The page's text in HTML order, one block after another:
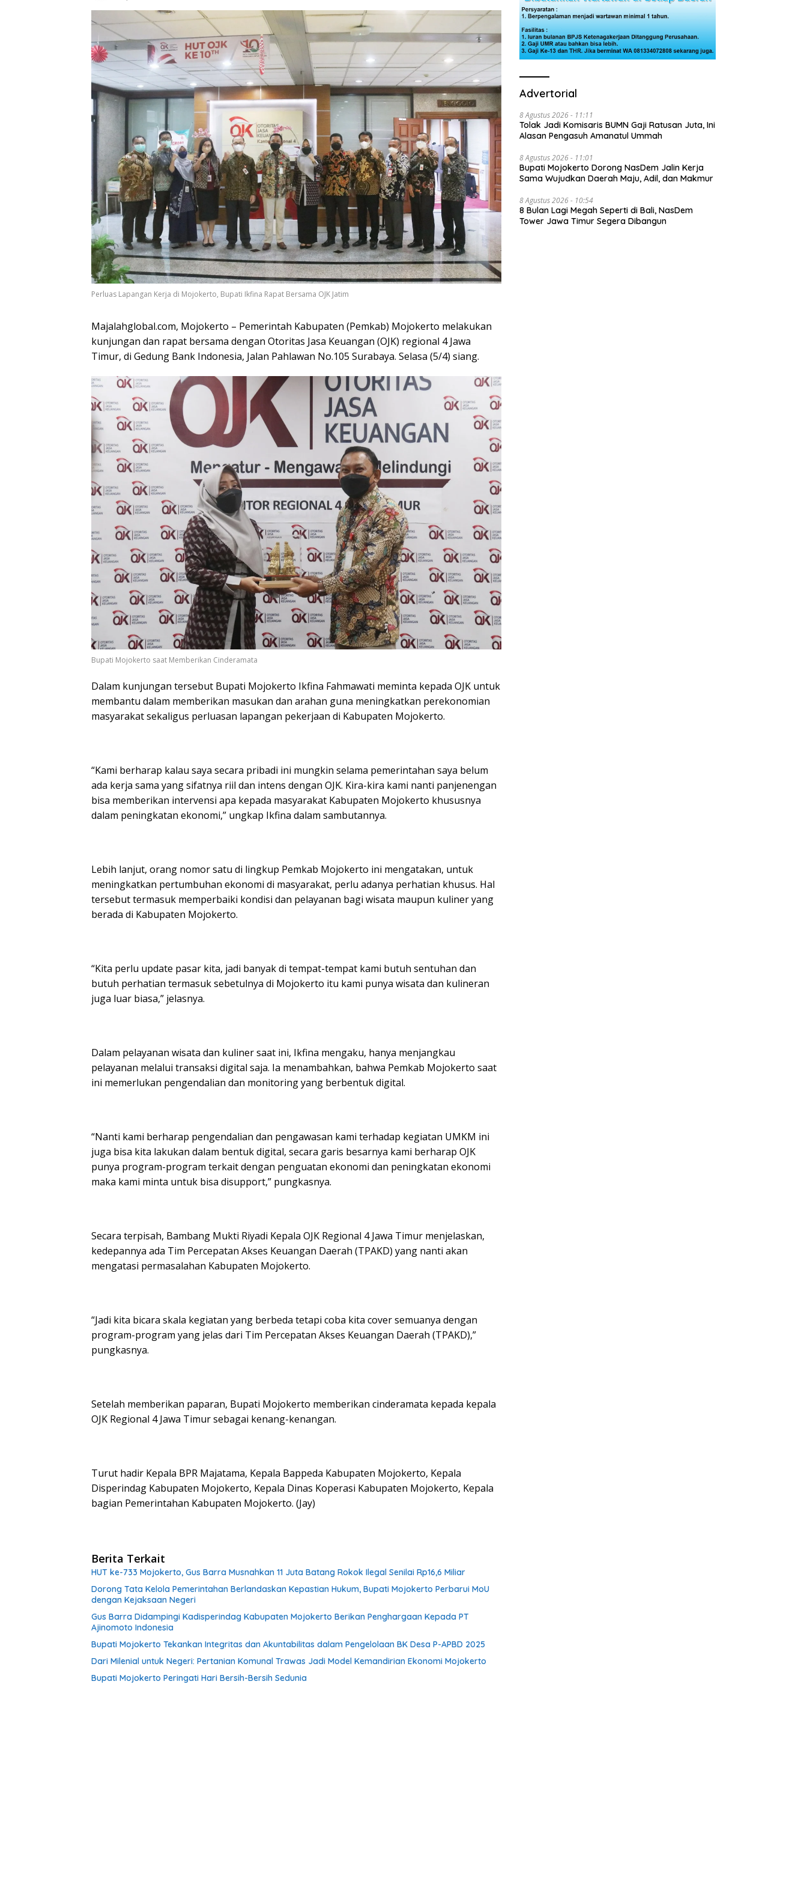
Perluas Lapangan Kerja di Mojokerto, Bupati Ikfina Rapat Bersama OJK Jatim
Majalahglobal.com, Mojokerto – Pemerintah Kabupaten (Pemkab) Mojokerto melakukan
kunjungan dan rapat bersama dengan Otoritas Jasa Keuangan (OJK) regional 4 Jawa
Timur, di Gedung Bank Indonesia, Jalan Pahlawan No.105 Surabaya. Selasa (5/4) siang.
Bupati Mojokerto saat Memberikan Cinderamata
Dalam kunjungan tersebut Bupati Mojokerto Ikfina Fahmawati meminta kepada OJK untuk
membantu dalam memberikan masukan dan arahan guna meningkatkan perekonomian
masyarakat sekaligus perluasan lapangan pekerjaan di Kabupaten Mojokerto.
“Kami berharap kalau saya secara pribadi ini mungkin selama pemerintahan saya belum
ada kerja sama yang sifatnya riil dan intens dengan OJK. Kira-kira kami nanti panjenengan
bisa memberikan intervensi apa kepada masyarakat Kabupaten Mojokerto khususnya
dalam peningkatan ekonomi,” ungkap Ikfina dalam sambutannya.
Lebih lanjut, orang nomor satu di lingkup Pemkab Mojokerto ini mengatakan, untuk
meningkatkan pertumbuhan ekonomi di masyarakat, perlu adanya perhatian khusus. Hal
tersebut termasuk memperbaiki kondisi dan pelayanan bagi wisata maupun kuliner yang
berada di Kabupaten Mojokerto.
“Kita perlu update pasar kita, jadi banyak di tempat-tempat kami butuh sentuhan dan
butuh perhatian termasuk sebetulnya di Mojokerto itu kami punya wisata dan kulineran
juga luar biasa,” jelasnya.
Dalam pelayanan wisata dan kuliner saat ini, Ikfina mengaku, hanya menjangkau
pelayanan melalui transaksi digital saja. Ia menambahkan, bahwa Pemkab Mojokerto saat
ini memerlukan pengendalian dan monitoring yang berbentuk digital.
“Nanti kami berharap pengendalian dan pengawasan kami terhadap kegiatan UMKM ini
juga bisa kita lakukan dalam bentuk digital, secara garis besarnya kami berharap OJK
punya program-program terkait dengan penguatan ekonomi dan peningkatan ekonomi
maka kami minta untuk bisa disupport,” pungkasnya.
Secara terpisah, Bambang Mukti Riyadi Kepala OJK Regional 4 Jawa Timur menjelaskan,
kedepannya ada Tim Percepatan Akses Keuangan Daerah (TPAKD) yang nanti akan
mengatasi permasalahan Kabupaten Mojokerto.
“Jadi kita bicara skala kegiatan yang berbeda tetapi coba kita cover semuanya dengan
program-program yang jelas dari Tim Percepatan Akses Keuangan Daerah (TPAKD),”
pungkasnya.
Setelah memberikan paparan, Bupati Mojokerto memberikan cinderamata kepada kepala
OJK Regional 4 Jawa Timur sebagai kenang-kenangan.
Turut hadir Kepala BPR Majatama, Kepala Bappeda Kabupaten Mojokerto, Kepala
Disperindag Kabupaten Mojokerto, Kepala Dinas Koperasi Kabupaten Mojokerto, Kepala
bagian Pemerintahan Kabupaten Mojokerto. (Jay)
Berita Terkait
HUT ke-733 Mojokerto, Gus Barra Musnahkan 11 Juta Batang Rokok Ilegal Senilai Rp16,6 Miliar
Dorong Tata Kelola Pemerintahan Berlandaskan Kepastian Hukum, Bupati Mojokerto Perbarui MoU
dengan Kejaksaan Negeri
Gus Barra Didampingi Kadisperindag Kabupaten Mojokerto Berikan Penghargaan Kepada PT
Ajinomoto Indonesia
Bupati Mojokerto Tekankan Integritas dan Akuntabilitas dalam Pengelolaan BK Desa P-APBD 2025
Dari Milenial untuk Negeri: Pertanian Komunal Trawas Jadi Model Kemandirian Ekonomi Mojokerto
Bupati Mojokerto Peringati Hari Bersih-Bersih Sedunia
Advertorial
8 Agustus 2026 - 11:11
Tolak Jadi Komisaris BUMN Gaji Ratusan Juta, Ini
Alasan Pengasuh Amanatul Ummah
8 Agustus 2026 - 11:01
Bupati Mojokerto Dorong NasDem Jalin Kerja
Sama Wujudkan Daerah Maju, Adil, dan Makmur
8 Agustus 2026 - 10:54
8 Bulan Lagi Megah Seperti di Bali, NasDem
Tower Jawa Timur Segera Dibangun